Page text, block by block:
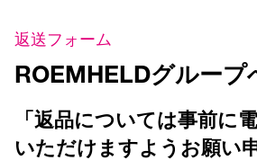
返送フォーム
ROEMHELDグループ
「返品については事前に
いただけますようお願い